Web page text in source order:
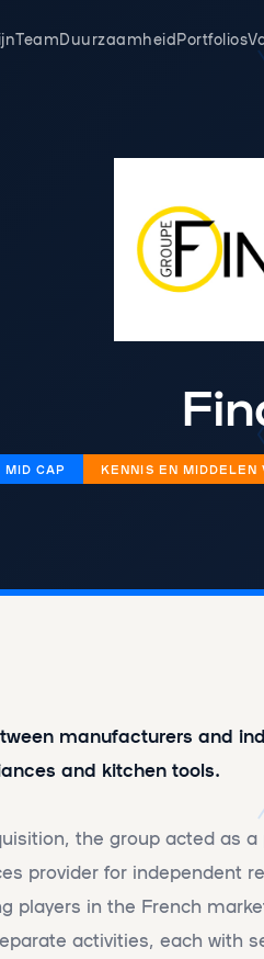
TeamDuurzaamheidPortfolios
MID CAP KENNIS EN MIDDELEN
manufacturers and
and kitchen tools.
the group acted as a
provider for independent
players in the French
activities, each with